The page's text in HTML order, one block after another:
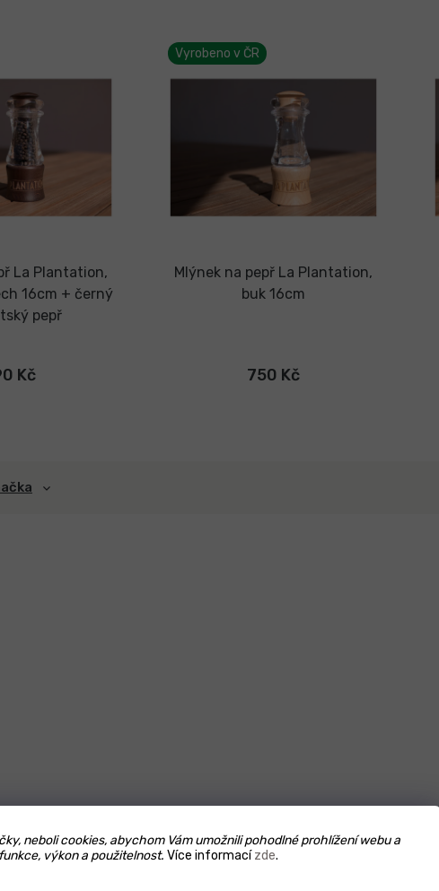
neboli cookies, abychom Vám umožnili pohodlné prohlížení webu a
výkon a použitelnost. Více informacízde.
La Plantation,
16cm + černý
pepř
Kč
Vyrobeno v ČR
Mlýnek na pepř La Plantation,
buk 16cm
750 Kč